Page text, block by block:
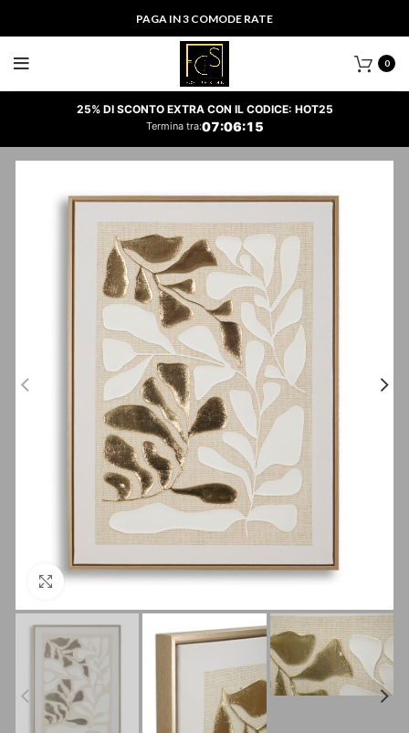
PAGA IN 3 COMODE RATE
0
25% DI SCONTO EXTRA CON IL CODICE: HOT25
Termina tra:07:06:14
Clicca per ingrandire